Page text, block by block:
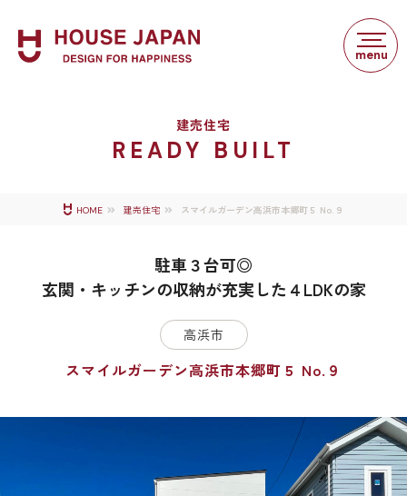
建売住宅
READY BUILT
HOME 建売住宅 スマイルガーデン高浜市本郷町５ No.９
駐車３台可◎
玄関・キッチンの収納が充実した４LDKの家
高浜市
スマイルガーデン高浜市本郷町５ No.９